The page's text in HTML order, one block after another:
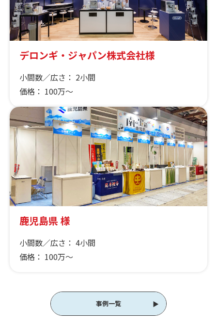
デロンギ・ジャパン株式会社様
小間数／広さ： 2小間
価格： 100万～
鹿児島県 様
小間数／広さ： 4小間
価格： 100万～
事例一覧